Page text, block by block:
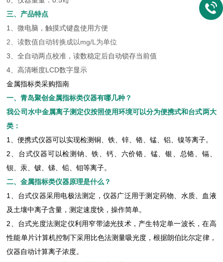
三、产品特点
1、微电脑，触摸式键盘使用方便
2、读数值自动转换成以mg/L为单位
3、全自动两点校准，读数稳定后自动锁存当前值
4、高清晰度LCD数字显示
金属指标类采购指南
一、青岛聚创金属指标类仪器有哪几种？
我公司水中金属离子测定仪按照使用环境可以分为便携式和台式两大
类：
1、便携式仪器可以实现检测铜、铁、锌、铬、锰、铝、镍等离子。
2、台式仪器可以检测钠、铁、钙、六价铬、锰、银、总铬、镉、
钡、汞、铍、锑、铅、钼等离子。
二、金属指标类仪器原理是什么？
1、台式仪器采用电极法测定，仪器广泛用于测定药物、水质、血液
及土壤中离子含量，测定速度快，操作简单。
2、台式光度法测定仪利用窄带滤光技术，产生特定单一波长，在高
性能单片计算机控制下采用比色法测量吸光度，根据朗伯比尔定律，
仪器自动计算离子浓度。